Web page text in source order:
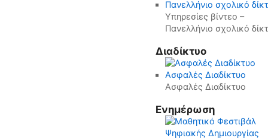
Υπηρεσίες βίντεο –
Πανελλήνιο σχολικό
Διαδίκτυο
Ασφαλές Διαδίκτυο
Ενημέρωση